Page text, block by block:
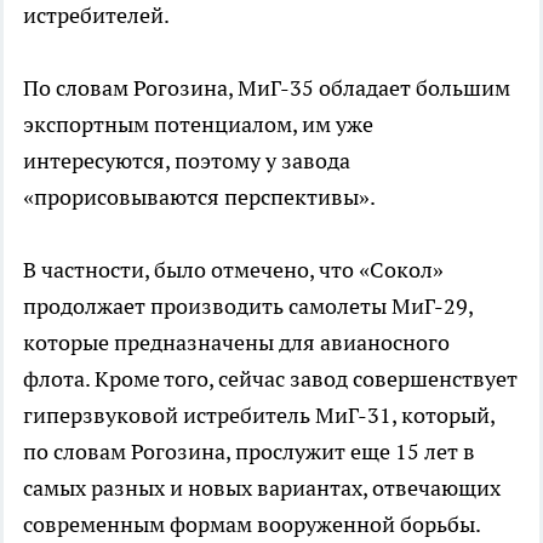
истребителей.
По словам Рогозина, МиГ-35 обладает большим
экспортным потенциалом, им уже
интересуются, поэтому у завода
«прорисовываются перспективы».
В частности, было отмечено, что «Сокол»
продолжает производить самолеты МиГ-29,
которые предназначены для авианосного
флота. Кроме того, сейчас завод совершенствует
гиперзвуковой истребитель МиГ-31, который,
по словам Рогозина, прослужит еще 15 лет в
самых разных и новых вариантах, отвечающих
современным формам вооруженной борьбы.